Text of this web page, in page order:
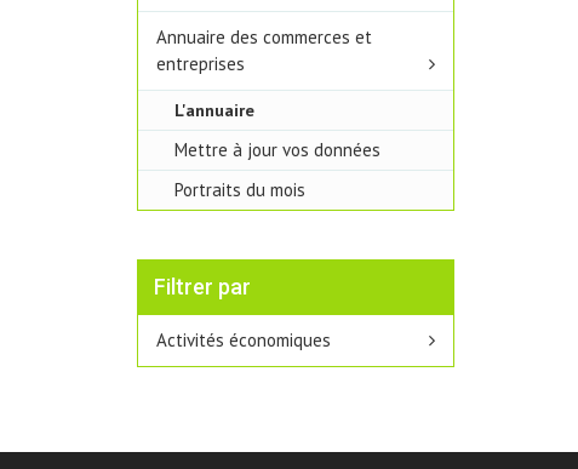
Annuaire des commerces et
entreprises
L'annuaire
Mettre à jour vos données
Portraits du mois
Filtrer par
Activités économiques